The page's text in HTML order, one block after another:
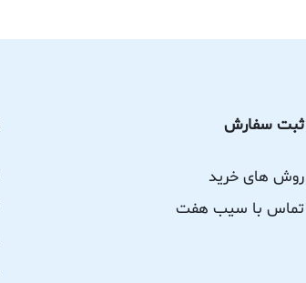
ثبت سفارش
روش های خرید
تماس با سیب هفت